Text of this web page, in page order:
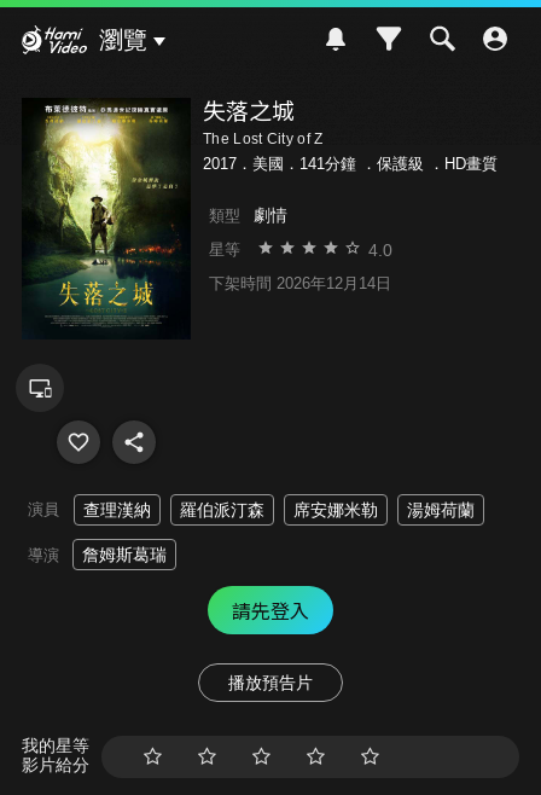
瀏覽
失落之城
The Lost City of Z
2017．美國．141分鐘 ． 保護級 ．HD畫質
類型 劇情
星等 4.0
下架時間 2026年12月14日
演員 查理漢納 羅伯派汀森 席安娜米勒 湯姆荷蘭
導演 詹姆斯葛瑞
請先登入
播放預告片
我的星等
影片給分